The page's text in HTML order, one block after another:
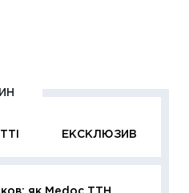
ЕКСКЛЮЗИВ